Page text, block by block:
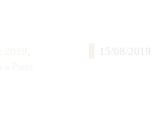
15/08/2019